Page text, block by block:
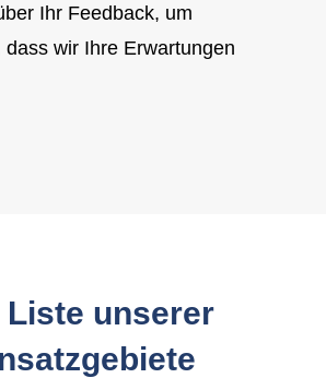
Ihr Feedback, um
wir Ihre Erwartungen
Liste unserer